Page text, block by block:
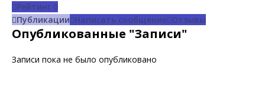
Рейтинг 0
Публикации Написать сообщение Отзывы
Опубликованные "Записи"
Записи пока не было опубликовано